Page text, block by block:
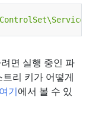
면 실행 중인 파
리 키가 어떻게
여기에서 볼 수 있